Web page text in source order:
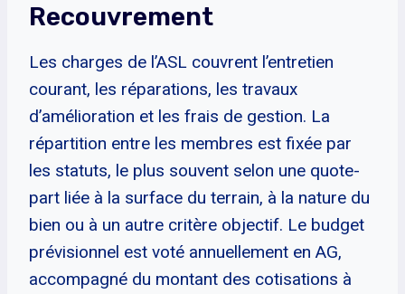
Recouvrement
Les charges de l’ASL couvrent l’entretien
courant, les réparations, les travaux
d’amélioration et les frais de gestion. La
répartition entre les membres est fixée par
les statuts, le plus souvent selon une quote-
part liée à la surface du terrain, à la nature du
bien ou à un autre critère objectif. Le budget
prévisionnel est voté annuellement en AG,
accompagné du montant des cotisations à